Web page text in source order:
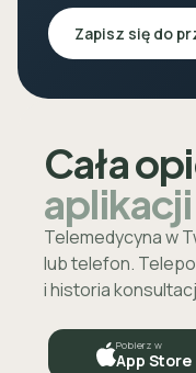
Zapisz się do
Cała
aplikacji
Telemedycyna w
lub telefon.
i historia
Pobierz w
App Store